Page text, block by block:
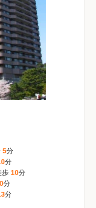
5分
分
歩 10分
分
分